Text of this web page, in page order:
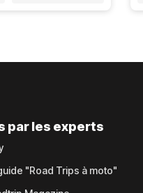
par les experts
"Road Trips à moto"